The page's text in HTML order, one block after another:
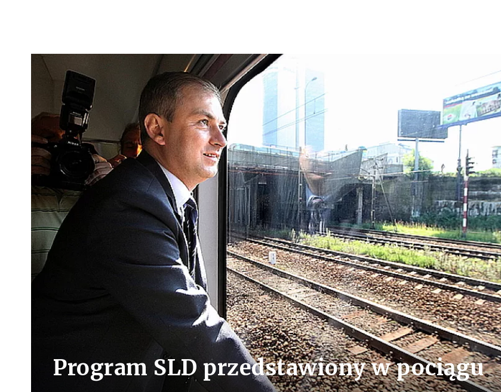
Program SLD przedstawiony w pociągu